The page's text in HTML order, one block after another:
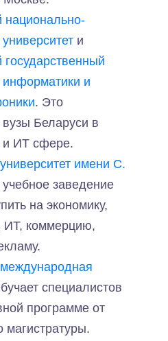
национально-
и
государственный
информатики и
. Это
Беларуси в
и ИТ сфере.
имени С.
заведение
на экономику,
ИТ, коммерцию,
специалистов
программе от
магистратуры.